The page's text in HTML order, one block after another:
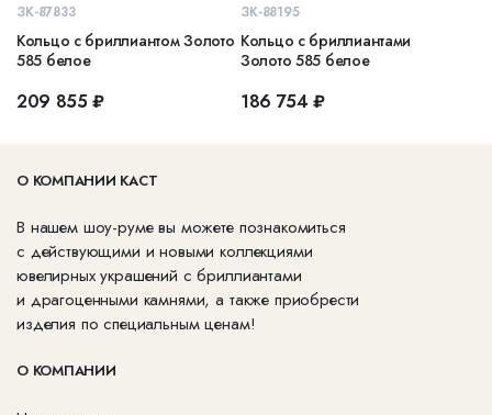
ЗК-87833
Кольцо с бриллиантом Золото
585 белое
209 855 ₽
ЗК-88195
Кольцо с бриллиантами
Золото 585 белое
186 754 ₽
О КОМПАНИИ КАСТ
В нашем шоу-руме вы можете познакомиться
с действующими и новыми коллекциями
ювелирных украшений с бриллиантами
и драгоценными камнями, а также приобрести
изделия по специальным ценам!
О КОМПАНИИ